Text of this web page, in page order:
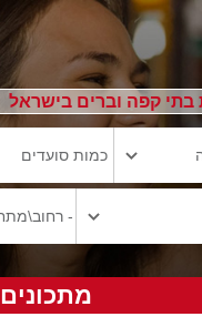
קפה וברים בישראל
מתכונים